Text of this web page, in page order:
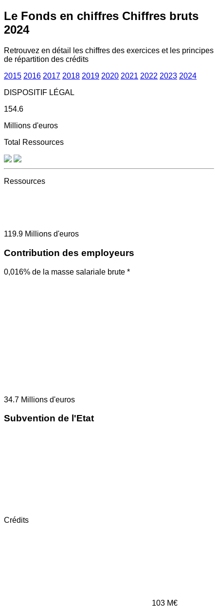
Le Fonds en chiffres Chiffres bruts
2024
Retrouvez en détail les chiffres des exercices et les principes
de répartition des crédits
2015 2016 2017 2018 2019 2020 2021 2022 2023 2024
DISPOSITIF LÉGAL
154.6
Millions d'euros
Total Ressources
Ressources
119.9 Millions d'euros
Contribution des employeurs
0,016% de la masse salariale brute *
34.7 Millions d'euros
Subvention de l'Etat
Crédits
103 M€